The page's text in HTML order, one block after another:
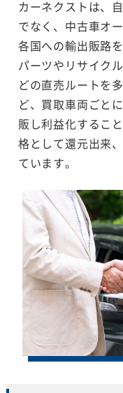
カーネクストは、
でなく、中古車オ
各国への輸出販路
パーツやリサイク
どの直売ルートを
ど、買取車両ごと
販し利益化するこ
格として還元出来
ています。